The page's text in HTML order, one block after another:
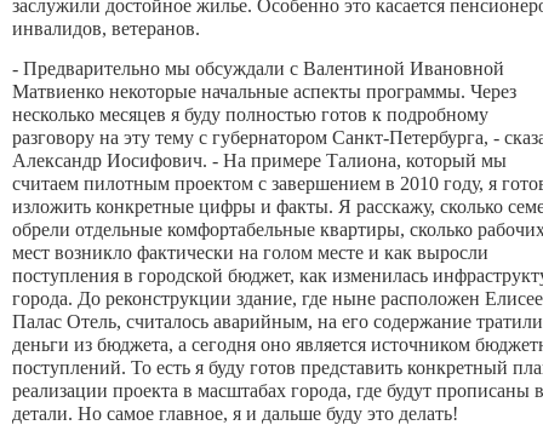
заслужили достойное жилье. Особенно это касается
инвалидов, ветеранов.
- Предварительно мы обсуждали с Валентиной Ивановной
Матвиенко некоторые начальные аспекты программы. Через
несколько месяцев я буду полностью готов к подробному
разговору на эту тему с губернатором Санкт-Петербурга, -
Александр Иосифович. - На примере Талиона, который мы
считаем пилотным проектом с завершением в 2010 году, я
изложить конкретные цифры и факты. Я расскажу, сколько
обрели отдельные комфортабельные квартиры, сколько
мест возникло фактически на голом месте и как выросли
поступления в городской бюджет, как изменилась
города. До реконструкции здание, где ныне расположен
Палас Отель, считалось аварийным, на его содержание
деньги из бюджета, а сегодня оно является источником
поступлений. То есть я буду готов представить конкретный
реализации проекта в масштабах города, где будут прописаны
детали. Но самое главное, я и дальше буду это делать!